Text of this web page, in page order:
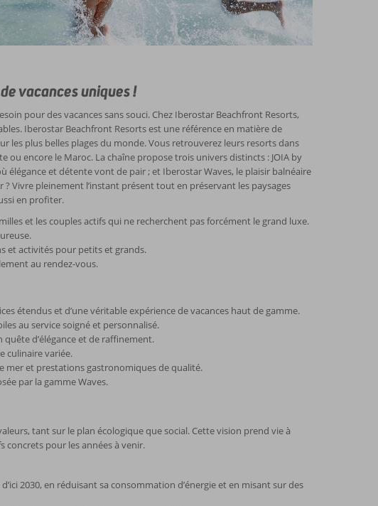
vacances uniques !
pour des vacances sans souci. Chez Iberostar Beachfront Resorts,
Iberostar Beachfront Resorts est une référence en matière de
les plus belles plages du monde. Vous retrouverez leurs resorts dans
ou encore le Maroc. La chaîne propose trois univers distincts : JOIA by
et détente vont de pair ; et Iberostar Waves, le plaisir balnéaire
Vivre pleinement l’instant présent tout en préservant les paysages
en profiter.
et les couples actifs qui ne recherchent pas forcément le grand luxe.
et activités pour petits et grands.
au rendez-vous.
étendus et d’une véritable expérience de vacances haut de gamme.
au service soigné et personnalisé.
d’élégance et de raffinement.
culinaire variée.
mer et prestations gastronomiques de qualité.
par la gamme Waves.
tant sur le plan écologique que social. Cette vision prend vie à
concrets pour les années à venir.
2030, en réduisant sa consommation d’énergie et en misant sur des